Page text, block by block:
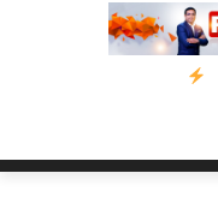
ನ್ಯೂಸ್ ಕಾರ್ಪ್‌ಗೆ